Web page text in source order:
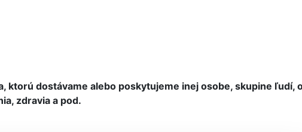
ktorú dostávame alebo poskytujeme inej osobe, skupine ľudí,
zdravia a pod.